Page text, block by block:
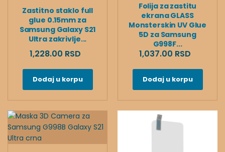
Zastitno staklo full
glue 0.15mm za
Samsung Galaxy S21
Ultra zakrivlje...
1,228.00 RSD
Dodaj u korpu
Folija za zastitu
ekrana GLASS
Monsterskin UV Glue
5D za Samsung
G998F...
1,037.00 RSD
Dodaj u korpu